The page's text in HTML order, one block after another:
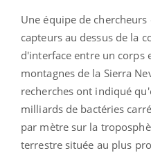
Une équipe de chercheurs
capteurs au dessus de la
d'interface entre un corps
montagnes de la Sierra
recherches ont indiqué
milliards de bactéries
par mètre sur la
terrestre située au plus